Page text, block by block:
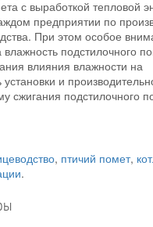
с выработкой тепловой
предприятии по
При этом особое
влажность подстилочного
влияния влажности на
и
сжигания подстилочного
, птичий помет,
.